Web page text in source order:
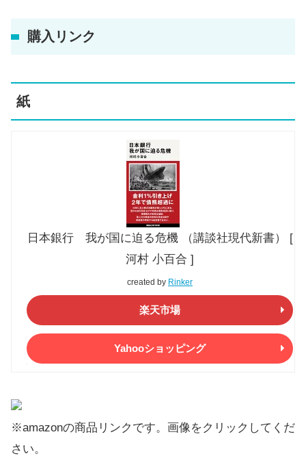
購入リンク
紙
日本銀行 我が国に迫る危機 （講談社現代新書） [
河村 小百合 ]
created by Rinker
楽天市場
Yahooショッピング
※amazonの商品リンクです。画像をクリックしてくだ
さい。